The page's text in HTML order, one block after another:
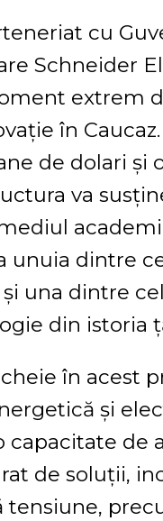
cu
Schneider
extrem
în
de dolari și
va
unuia dintre
una dintre
din istoria
în acest
și
de
de soluții,
tensiune,